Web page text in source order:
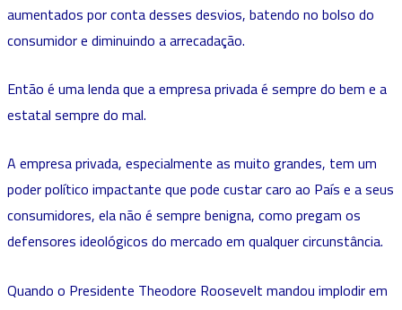
aumentados por conta desses desvios, batendo no bolso do
consumidor e diminuindo a arrecadação.
Então é uma lenda que a empresa privada é sempre do bem e a
estatal sempre do mal.
A empresa privada, especialmente as muito grandes, tem um
poder político impactante que pode custar caro ao País e a seus
consumidores, ela não é sempre benigna, como pregam os
defensores ideológicos do mercado em qualquer circunstância.
Quando o Presidente Theodore Roosevelt mandou implodir em